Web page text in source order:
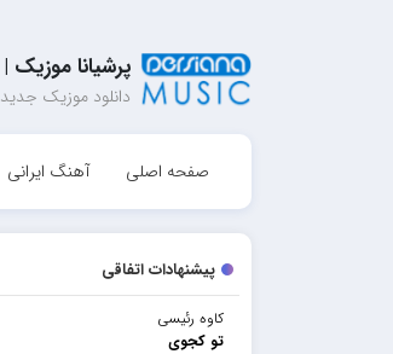
پرشیانا موزیک | Persiana Music
دانلود موزیک جدید
صفحه اصلی آهنگ ایرانی
پیشنهادات اتفاقی
کاوه رئیسی
تو کجوی